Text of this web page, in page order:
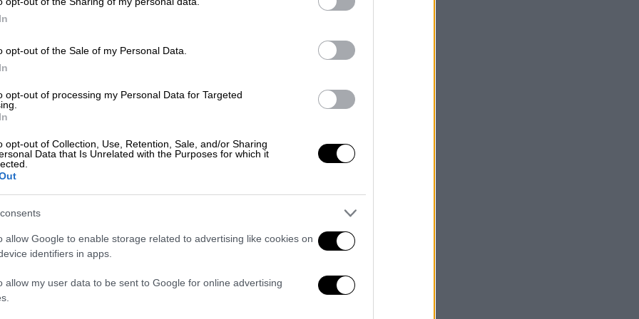
opt-out of the Sale of my Personal Data.
opt-out of processing my Personal Data for Targeted
opt-out of Collection, Use, Retention, Sale, and/or Sharing
Data that Is Unrelated with the Purposes for which it
allow Google to enable storage related to advertising like cookies on
identifiers in apps.
allow my user data to be sent to Google for online advertising
το ΕΘΝΟΣ στη Google
που δημοσίευσε στις 21 Νοεμβρίου 2019
Θάνο Δημάδη, προχώρησε η
υπάρχουσα δημοσίευση, στο ίδιο
από έναν χρόνο, ο Guardian φιλοξενεί
Συμβουλίου της Ένωσης
με την οποία όλα τα προνόμια προς
της Bayer που προσέφερε ο Θάνος
του Διοικητικού Συμβουλίου του
ο Θάνος Δημάδης εργαζόταν.
προέβη στη διαγραφή των αρχικών
είχε προβεί σε διαγραφή e-mails από το
που διατηρούσε όσο